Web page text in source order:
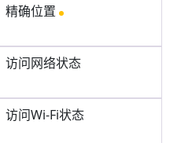
精确位置
访问网络状态
访问Wi-Fi状态